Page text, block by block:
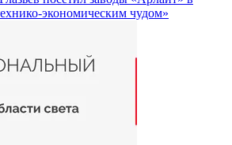
экономическим чудом»